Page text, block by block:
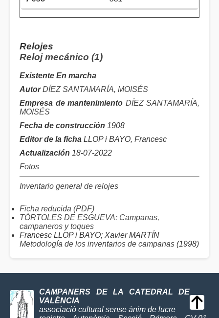
Relojes
Reloj mecánico (1)
Existente En marcha
Autor DÍEZ SANTAMARÍA, MOISÉS
Empresa de mantenimiento DÍEZ SANTAMARÍA,
MOISÉS
Fecha de construcción 1908
Editor de la ficha LLOP i BAYO, Francesc
Actualización 18-07-2022
Fotos
Inventario general de relojes
Ficha reducida (PDF)
TÓRTOLES DE ESGUEVA: Campanas,
campaneros y toques
Francesc LLOP i BAYO; Xavier MARTÍN
Metodología de los inventarios de campanas (1998)
CAMPANERS DE LA CATEDRAL DE
VALÈNCIA
associació cultural sense ànim de lucre